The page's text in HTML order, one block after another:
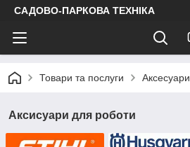
САДОВО-ПАРКОВА ТЕХНІКА
Товари та послуги Аксесуари
Аксисуари для роботи